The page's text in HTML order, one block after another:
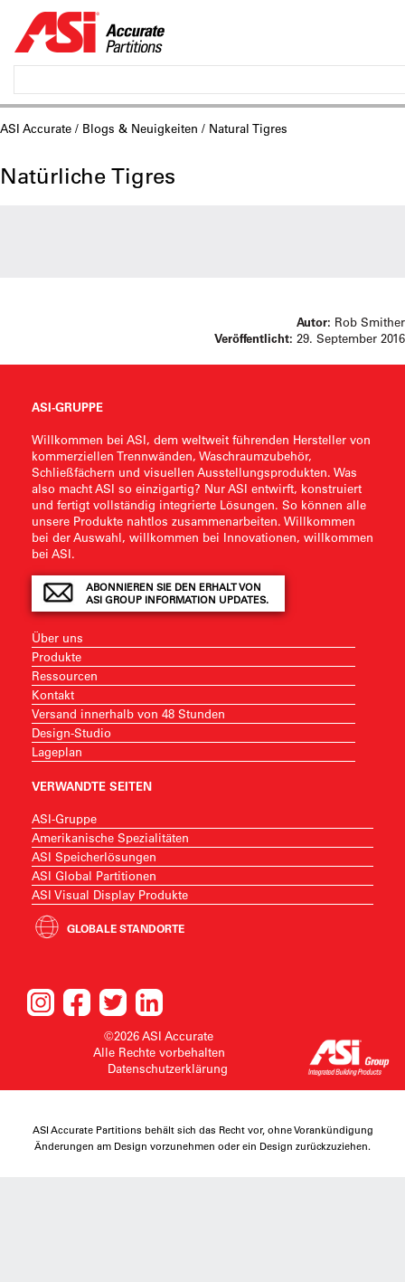
ASI Accurate / Blogs & Neuigkeiten / Natural Tigres
Natürliche Tigres
Autor: Rob Smither
Veröffentlicht: 29. September 2016
ASI-GRUPPE
Willkommen bei ASI, dem weltweit führenden Hersteller von
kommerziellen Trennwänden, Waschraumzubehör,
Schließfächern und visuellen Ausstellungsprodukten. Was
also macht ASI so einzigartig? Nur ASI entwirft, konstruiert
und fertigt vollständig integrierte Lösungen. So können alle
unsere Produkte nahtlos zusammenarbeiten. Willkommen
bei der Auswahl, willkommen bei Innovationen, willkommen
bei ASI.
ABONNIEREN SIE DEN ERHALT VON
ASI GROUP INFORMATION UPDATES.
Über uns
Produkte
Ressourcen
Kontakt
Versand innerhalb von 48 Stunden
Design-Studio
Lageplan
VERWANDTE SEITEN
ASI-Gruppe
Amerikanische Spezialitäten
ASI Speicherlösungen
ASI Global Partitionen
ASI Visual Display Produkte
GLOBALE STANDORTE
©2026 ASI Accurate
Alle Rechte vorbehalten
Datenschutzerklärung
ASI Accurate Partitions behält sich das Recht vor, ohne Vorankündigung
Änderungen am Design vorzunehmen oder ein Design zurückzuziehen.